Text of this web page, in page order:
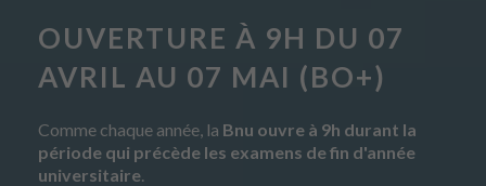
OUVERTURE À 9H DU 07
AVRIL AU 07 MAI (BO+)
Comme chaque année, la Bnu ouvre à 9h durant la
période qui précède les examens de fin d'année
universitaire.